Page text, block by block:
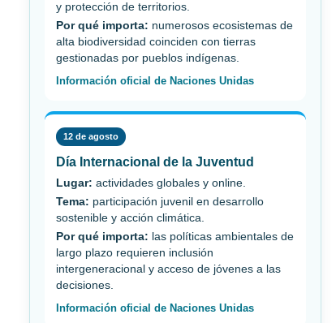
y protección de territorios.
Por qué importa: numerosos ecosistemas de
alta biodiversidad coinciden con tierras
gestionadas por pueblos indígenas.
Información oficial de Naciones Unidas
12 de agosto
Día Internacional de la Juventud
Lugar: actividades globales y online.
Tema: participación juvenil en desarrollo
sostenible y acción climática.
Por qué importa: las políticas ambientales de
largo plazo requieren inclusión
intergeneracional y acceso de jóvenes a las
decisiones.
Información oficial de Naciones Unidas